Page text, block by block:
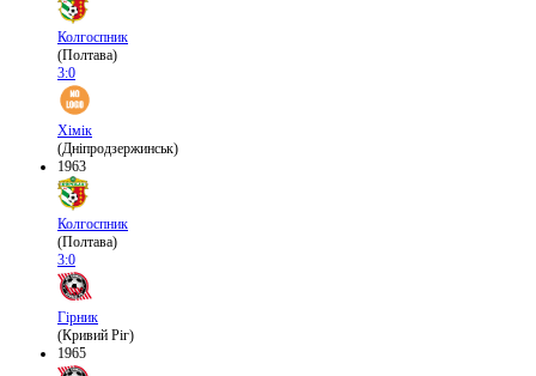
Колгоспник
(Полтава)
3:0
Хімік
(Дніпродзержинськ)
1963
Колгоспник
(Полтава)
3:0
Гірник
(Кривий Ріг)
1965